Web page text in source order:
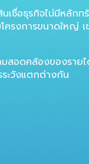
เชื่อธุรกิจไม่มีหลักท
รงการขนาดใหญ่ เ
มสอดคล้องของรา
ระวังแตกต่างกัน